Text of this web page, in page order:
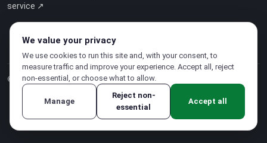
service ↗
© 2026 CloudSigma Holding AG.Tous droits réservés
Politique de confidentialité·Conditions d'utilisation
We value your privacy
We use cookies to run this site and, with your consent, to
measure traffic and improve your experience. Accept all, reject
non-essential, or choose what to allow.
Manage
Reject non-
essential
Accept all